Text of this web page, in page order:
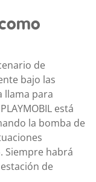
de
bajo las
llama para
está
la bomba de
Siempre habrá
de